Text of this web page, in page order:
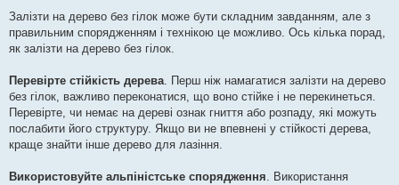
в
д
о
е
н
н
я
Залізти на дерево без гілок може бути складним завданням, але з
правильним спорядженням і технікою це можливо. Ось кілька порад,
як залізти на дерево без гілок.
Перевірте стійкість дерева. Перш ніж намагатися залізти на дерево
без гілок, важливо переконатися, що воно стійке і не перекинеться.
Перевірте, чи немає на дереві ознак гниття або розпаду, які можуть
послабити його структуру. Якщо ви не впевнені у стійкості дерева,
краще знайти інше дерево для лазіння.
Використовуйте альпіністське спорядження. Використання